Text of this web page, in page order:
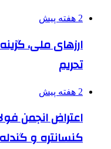
2 هفته پیش
ارزهای ملی،
تحریم
2 هفته پیش
اعتراض انجمن
کنسانتره و